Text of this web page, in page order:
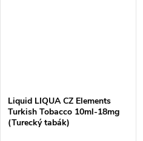
Liquid LIQUA CZ Elements
Turkish Tobacco 10ml-18mg
(Turecký tabák)